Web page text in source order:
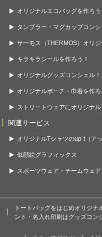
オリジナルエコバッグを作ろう
タンブラー・マグカップコン
サーモス（THERMOS）オリ
キラキラシールを作ろう！
オリジナルグッズコンシェル！
オリジナルポーチ・巾着を作ろ
ストリートウェアにオリジナル
関連サービス
オリジナルTシャツのup-t（ア
似顔絵グラフィックス
スポーツウェア・チームウェ
トートバッグをはじめオリジナ
ント・名入れ印刷はグッズコン